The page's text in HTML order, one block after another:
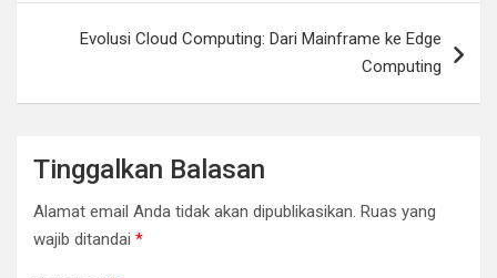
Evolusi Cloud Computing: Dari Mainframe ke Edge
Computing
Tinggalkan Balasan
Alamat email Anda tidak akan dipublikasikan. Ruas yang
wajib ditandai *